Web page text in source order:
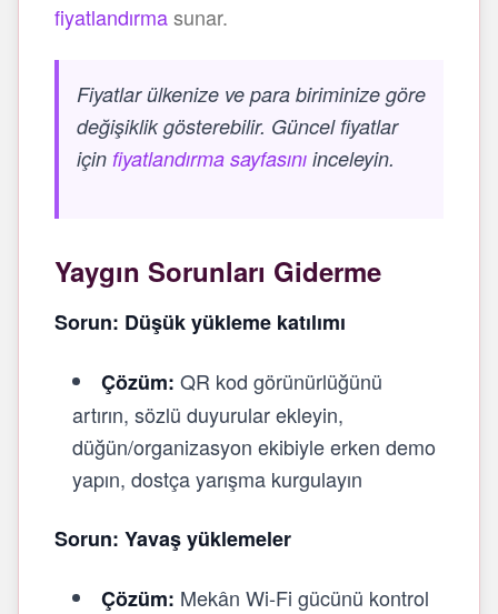
fiyatlandırmasunar.
Fiyatlar ülkenize ve para biriminize göre
değişiklik gösterebilir. Güncel fiyatlar
için fiyatlandırma sayfasını inceleyin.
Yaygın Sorunları Giderme
Sorun: Düşük yükleme katılımı
Çözüm: QR kod görünürlüğünü
artırın, sözlü duyurular ekleyin,
düğün/organizasyon ekibiyle erken demo
yapın, dostça yarışma kurgulayın
Sorun: Yavaş yüklemeler
Çözüm: Mekân Wi‑Fi gücünü kontrol